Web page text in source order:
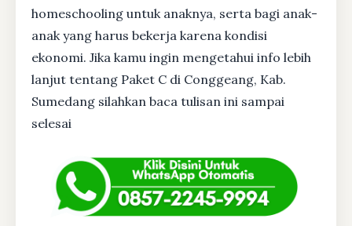
homeschooling untuk anaknya, serta bagi anak-
anak yang harus bekerja karena kondisi
ekonomi. Jika kamu ingin mengetahui info lebih
lanjut tentang Paket C di Conggeang, Kab.
Sumedang silahkan baca tulisan ini sampai
selesai